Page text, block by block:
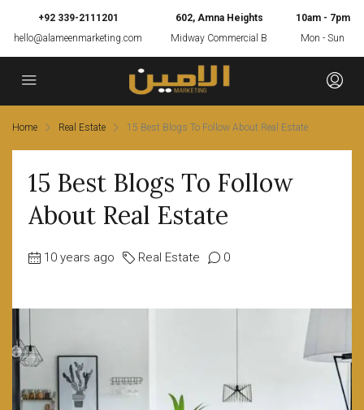
+92 339-2111201
hello@alameenmarketing.com
602, Amna Heights
Midway Commercial B
10am - 7pm
Mon - Sun
Home Real Estate 15 Best Blogs To Follow About Real Estate
15 Best Blogs To Follow
About Real Estate
10 years ago Real Estate 0